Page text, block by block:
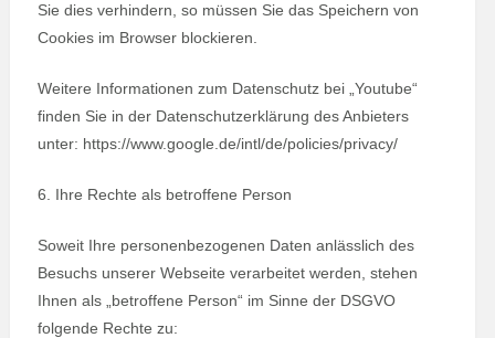
Sie dies verhindern, so müssen Sie das Speichern von
Cookies im Browser blockieren.
Weitere Informationen zum Datenschutz bei „Youtube“
finden Sie in der Datenschutzerklärung des Anbieters
unter: https://www.google.de/intl/de/policies/privacy/
6. Ihre Rechte als betroffene Person
Soweit Ihre personenbezogenen Daten anlässlich des
Besuchs unserer Webseite verarbeitet werden, stehen
Ihnen als „betroffene Person“ im Sinne der DSGVO
folgende Rechte zu: